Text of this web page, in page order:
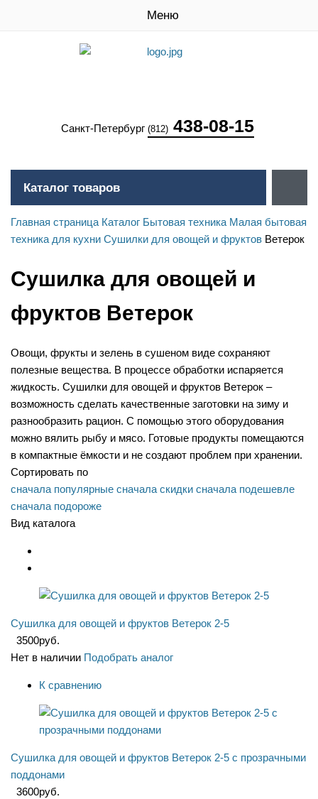
Меню
Санкт-Петербург (812) 438-08-15
Каталог товаров
Главная страница Каталог Бытовая техника Малая бытовая
техника для кухни Сушилки для овощей и фруктов Ветерок
Сушилка для овощей и
фруктов Ветерок
Овощи, фрукты и зелень в сушеном виде сохраняют
полезные вещества. В процессе обработки испаряется
жидкость. Сушилки для овощей и фруктов Ветерок –
возможность сделать качественные заготовки на зиму и
разнообразить рацион. С помощью этого оборудования
можно вялить рыбу и мясо. Готовые продукты помещаются
в компактные ёмкости и не создают проблем при хранении.
Сортировать по
сначала популярные сначала скидки сначала подешевле
сначала подороже
Вид каталога
Сушилка для овощей и фруктов Ветерок 2-5
3500руб.
Нет в наличии Подобрать аналог
К сравнению
Сушилка для овощей и фруктов Ветерок 2-5 с прозрачными
поддонами
3600руб.